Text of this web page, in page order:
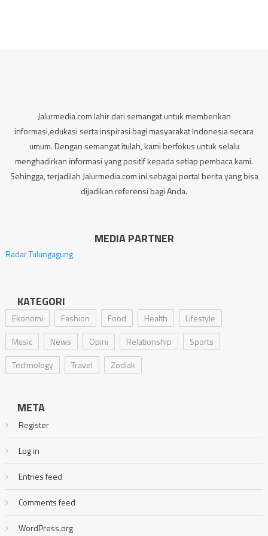
Jalurmedia.com lahir dari semangat untuk memberikan
informasi,edukasi serta inspirasi bagi masyarakat Indonesia secara
umum. Dengan semangat itulah, kami berfokus untuk selalu
menghadirkan informasi yang positif kepada setiap pembaca kami.
Sehingga, terjadilah Jalurmedia.com ini sebagai portal berita yang bisa
dijadikan referensi bagi Anda.
MEDIA PARTNER
Radar Tulungagung
KATEGORI
Ekonomi Fashion Food Health
Lifestyle
Music
News Opini Relationship
Sports
Technology
Travel Zodiak
META
Register
Log in
Entries feed
Comments feed
WordPress.org